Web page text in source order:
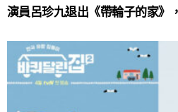
演員呂珍九退出《帶輪子的家》